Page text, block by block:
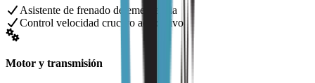
Asistente de frenado de emergencia
Control velocidad crucero adaptativo
Motor y transmisión